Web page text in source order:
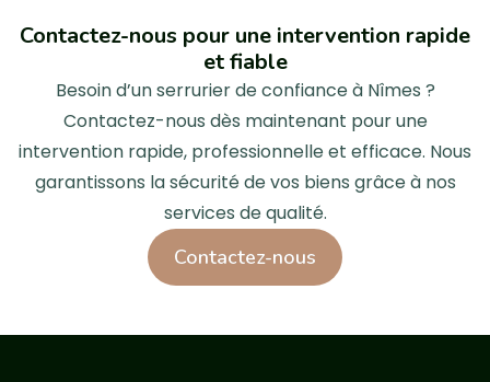
Contactez-nous pour une intervention rapide
et fiable
Besoin d’un serrurier de confiance à Nîmes ?
Contactez-nous dès maintenant pour une
intervention rapide, professionnelle et efficace. Nous
garantissons la sécurité de vos biens grâce à nos
services de qualité.
Contactez-nous